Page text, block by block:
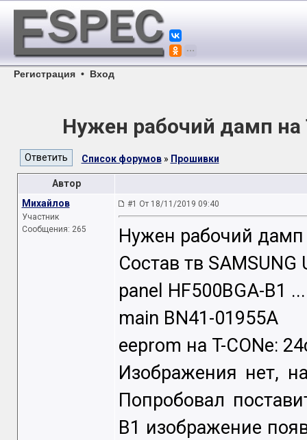
Регистрация • Вход
Нужен рабочий дамп на
Список форумов» Прошивки
Автор
Михайлов
Участник
Сообщения: 265
#1 От 18/11/2019 09:40
Нужен рабочий дамп
Состав тв SAMSUNG
panel HF500BGA-B1
main BN41-01955A
eeprom на T-CONе:
Изображения нет,
Попробовал
B1 изображение